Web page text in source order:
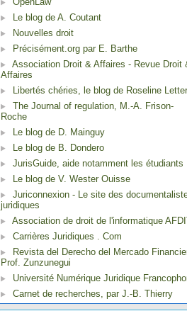
Le blog de A. Coutant
Nouvelles droit
Précisément.org par E. Barthe
Association Droit & Affaires - Revue Droit
Affaires
Libertés chéries, le blog de Roseline
The Journal of regulation, M.-A. Frison-
Roche
Le blog de D. Mainguy
Le blog de B. Dondero
JurisGuide, aide notamment les étudiants
Le blog de V. Wester Ouisse
Juriconnexion - Le site des
juridiques
Association de droit de l'informatique
Carrières Juridiques . Com
Revista del Derecho del Mercado
Prof. Zunzunegui
Université Numérique Juridique
Carnet de recherches, par J.-B. Thierry